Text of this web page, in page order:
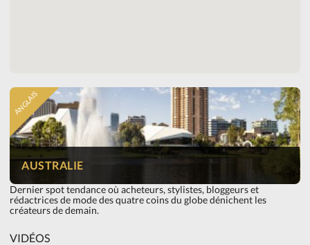
ANGLAIS
AUSTRALIE
Dernier spot tendance où acheteurs, stylistes, bloggeurs et
rédactrices de mode des quatre coins du globe dénichent les
créateurs de demain.
VIDÉOS